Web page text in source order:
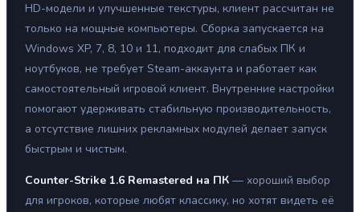
HD-модели и улучшенные текстуры, клиент рассчитан не
только на мощные компьютеры. Сборка запускается на
Windows XP, 7, 8, 10 и 11, подходит для слабых ПК и
ноутбуков, не требует Steam-аккаунта и работает как
самостоятельный игровой клиент. Внутренние настройки
помогают удерживать стабильную производительность,
а отсутствие лишних рекламных модулей делает запуск
быстрым и чистым.
Counter-Strike 1.6 Remastered на ПК — хороший выбор
для игроков, которые любят классику, но хотят видеть её